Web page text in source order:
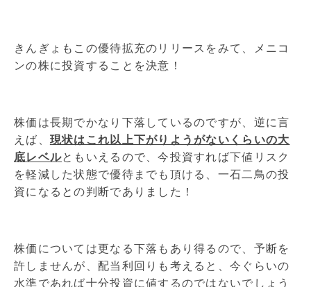
きんぎょもこの優待拡充のリリースをみて、メニコ
ンの株に投資することを決意！
株価は長期でかなり下落しているのですが、逆に言
えば、 現状はこれ以上下がりようがないくらいの大
底レベルともいえるので、今投資すれば下値リスク
を軽減した状態で優待までも頂ける、一石二鳥の投
資になるとの判断でありました！
株価については更なる下落もあり得るので、予断を
許しませんが、配当利回りも考えると、今ぐらいの
水準であれば十分投資に値するのではないでしょう